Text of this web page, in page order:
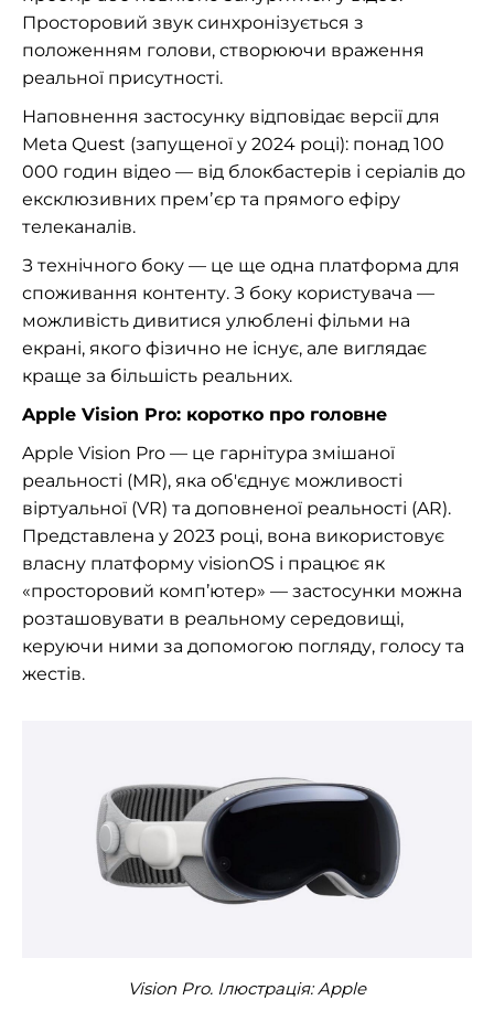
Просторовий звук синхронізується з
положенням голови, створюючи враження
реальної присутності.
Наповнення застосунку відповідає версії для
Meta Quest (запущеної у 2024 році): понад 100
000 годин відео — від блокбастерів і серіалів до
ексклюзивних премʼєр та прямого ефіру
телеканалів.
З технічного боку — це ще одна платформа для
споживання контенту. З боку користувача —
можливість дивитися улюблені фільми на
екрані, якого фізично не існує, але виглядає
краще за більшість реальних.
Apple Vision Pro: коротко про головне
Apple Vision Pro — це гарнітура змішаної
реальності (MR), яка об'єднує можливості
віртуальної (VR) та доповненої реальності (AR).
Представлена у 2023 році, вона використовує
власну платформу visionOS і працює як
«просторовий комп’ютер» — застосунки можна
розташовувати в реальному середовищі,
керуючи ними за допомогою погляду, голосу та
жестів.
Vision Pro. Ілюстрація:Apple